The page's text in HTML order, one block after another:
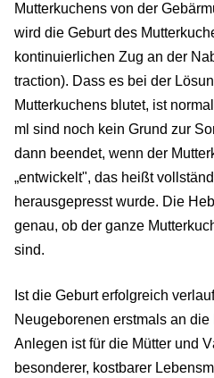
Mutterkuchens von der
wird die Geburt des
kontinuierlichen Zug an der
traction). Dass es bei der
Mutterkuchens blutet, ist
ml sind noch kein Grund zur
dann beendet, wenn der
„entwickelt", das heißt
herausgepresst wurde. Die
genau, ob der ganze
sind.
Ist die Geburt erfolgreich
Neugeborenen erstmals an
Anlegen ist für die Mütter und
besonderer, kostbarer